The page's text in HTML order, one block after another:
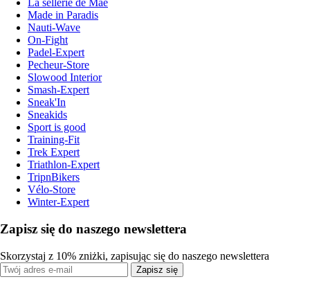
La sellerie de Maé
Made in Paradis
Nauti-Wave
On-Fight
Padel-Expert
Pecheur-Store
Slowood Interior
Smash-Expert
Sneak'In
Sneakids
Sport is good
Training-Fit
Trek Expert
Triathlon-Expert
TripnBikers
Vélo-Store
Winter-Expert
Zapisz się do naszego newslettera
Skorzystaj z 10% zniżki, zapisując się do naszego newslettera
Zapisz się